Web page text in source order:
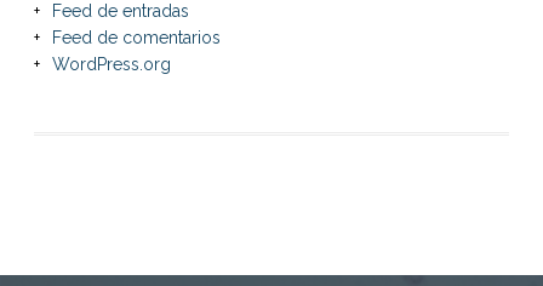
Feed de entradas
Feed de comentarios
WordPress.org